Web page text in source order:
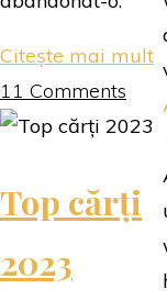
Citește mai mult
11 Comments
Top cărți
2023